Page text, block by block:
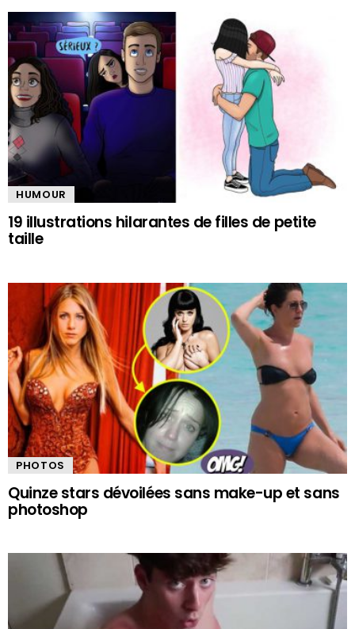
HUMOUR
19 illustrations hilarantes de filles de petite
taille
PHOTOS
Quinze stars dévoilées sans make-up et sans
photoshop